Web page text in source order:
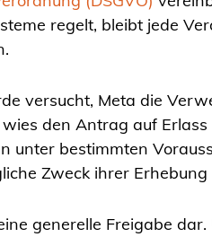
regelt, bleibt jede
versucht, Meta die
den Antrag auf
unter bestimmten
Zweck ihrer
generelle Freigabe